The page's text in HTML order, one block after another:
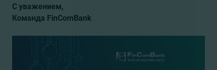
С уважением,
Команда FinComBank